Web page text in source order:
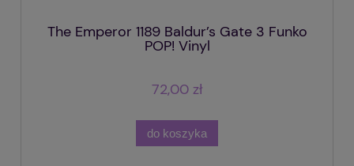
The Emperor 1189 Baldur’s Gate 3 Funko
POP! Vinyl
72,00 zł
do koszyka